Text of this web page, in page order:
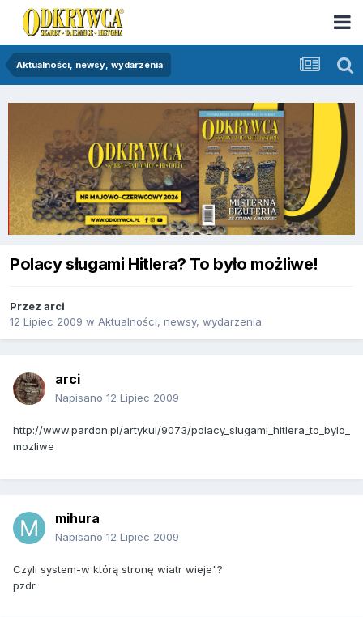
Aktualności, newsy, wydarzenia
Polacy sługami Hitlera? To było możliwe!
Przez arci
12 Lipiec 2009 w Aktualności, newsy, wydarzenia
arci
Napisano 12 Lipiec 2009
http://www.pardon.pl/artykul/9073/polacy_slugami_hitlera_to_bylo_
mozliwe
mihura
Napisano 12 Lipiec 2009
Czyli system-w którą stronę wiatr wieje"?
pzdr.